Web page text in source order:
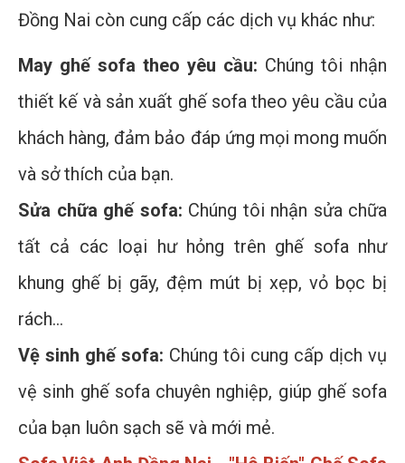
Đồng Nai còn cung cấp các dịch vụ khác như:
May ghế sofa theo yêu cầu: Chúng tôi nhận
thiết kế và sản xuất ghế sofa theo yêu cầu của
khách hàng, đảm bảo đáp ứng mọi mong muốn
và sở thích của bạn.
Sửa chữa ghế sofa: Chúng tôi nhận sửa chữa
tất cả các loại hư hỏng trên ghế sofa như
khung ghế bị gãy, đệm mút bị xẹp, vỏ bọc bị
rách...
Vệ sinh ghế sofa: Chúng tôi cung cấp dịch vụ
vệ sinh ghế sofa chuyên nghiệp, giúp ghế sofa
của bạn luôn sạch sẽ và mới mẻ.